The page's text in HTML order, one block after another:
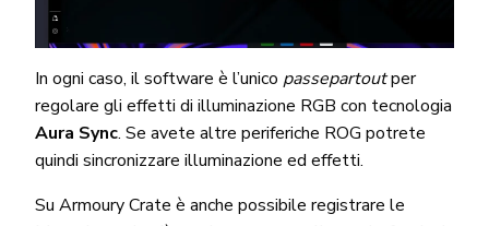
In ogni caso, il software è l’unico passepartoutper
regolare gli effetti di illuminazione RGB con tecnologia
Aura Sync. Se avete altre periferiche ROG potrete
quindi sincronizzare illuminazione ed effetti.
Su Armoury Crate è anche possibile registrare le